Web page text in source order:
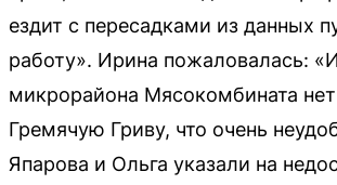
ездит с пересадками из данных
работу». Ирина пожаловалась:
микрорайона Мясокомбината
Гремячую Гриву, что очень
Япарова и Ольга указали на